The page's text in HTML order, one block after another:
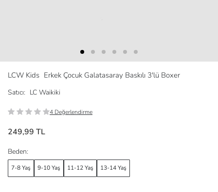
LCW Kids Erkek Çocuk Galatasaray Baskılı 3'lü Boxer
Satıcı: LC Waikiki
4 Değerlendirme
249,99 TL
Beden:
7-8 Yaş 9-10 Yaş 11-12 Yaş 13-14 Yaş